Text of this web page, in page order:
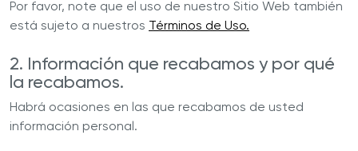
Por favor, note que el uso de nuestro Sitio Web también
está sujeto a nuestros Términos de Uso.
2. Información que recabamos y por qué
la recabamos.
Habrá ocasiones en las que recabamos de usted
información personal.